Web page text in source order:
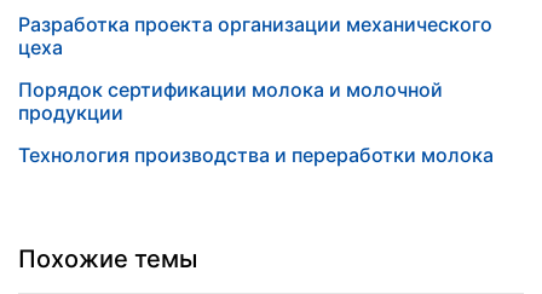
Разработка проекта организации механического
цеха
Порядок сертификации молока и молочной
продукции
Технология производства и переработки молока
Похожие темы